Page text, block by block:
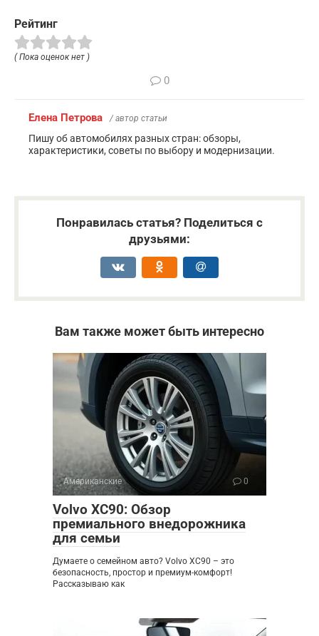
Рейтинг
( Пока оценок нет )
0
Елена Петрова / автор статьи
Пишу об автомобилях разных стран: обзоры,
характеристики, советы по выбору и модернизации.
Понравилась статья? Поделиться с
друзьями:
Вам также может быть интересно
Американские 0
Volvo XC90: Обзор
премиального внедорожника
для семьи
Думаете о семейном авто? Volvo XC90 – это
безопасность, простор и премиум-комфорт!
Рассказываю как